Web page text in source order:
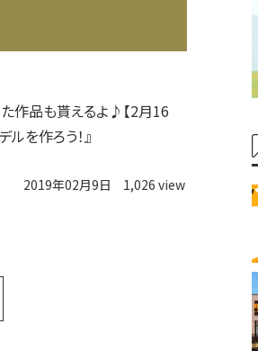
作品も貰えるよ♪【2月16
を作ろう！』
2019年02月9日 1,026 view